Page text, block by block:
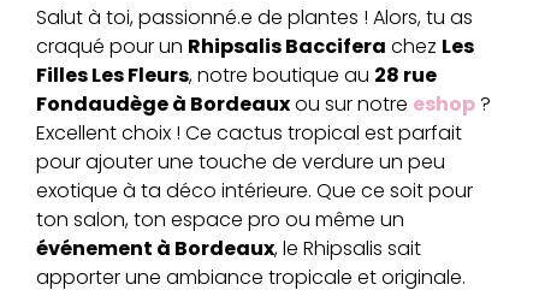
Salut à toi, passionné.e de plantes ! Alors, tu as
craqué pour un Rhipsalis Baccifera chez Les
Filles Les Fleurs, notre boutique au 28 rue
Fondaudège à Bordeauxou sur notre eshop ?
Excellent choix ! Ce cactus tropical est parfait
pour ajouter une touche de verdure un peu
exotique à ta déco intérieure. Que ce soit pour
ton salon, ton espace pro ou même un
événement à Bordeaux, le Rhipsalis sait
apporter une ambiance tropicale et originale.